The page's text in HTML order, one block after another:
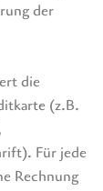
der
die
(z.B.
Für jede
Rechnung